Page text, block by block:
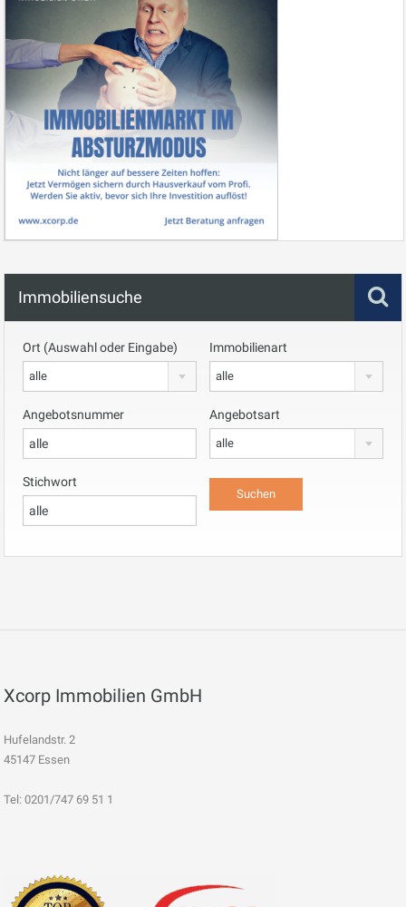
Immobiliensuche
Ort (Auswahl oder Eingabe)
alle
Immobilienart
alle
Angebotsnummer Angebotsart
alle
Stichwort
Xcorp Immobilien GmbH
Hufelandstr. 2
45147 Essen
Tel: 0201/747 69 51 1